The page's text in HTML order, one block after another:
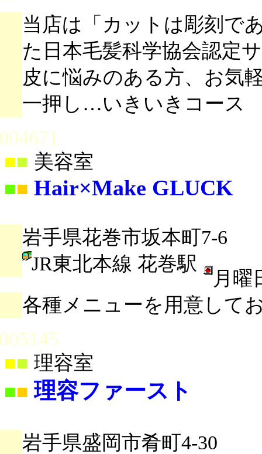
当店は「カットは彫刻で
た日本毛髪科学協会認定
皮に悩みのある方、お気
一押し…いきいきコース
■ 美容室
■■ Hair×Make GLUCK
岩手県花巻市坂本町7-6
JR東北本線 花巻駅
月曜
各種メニューを用意して
■ 理容室
■■ 理容ファースト
岩手県盛岡市肴町4-30